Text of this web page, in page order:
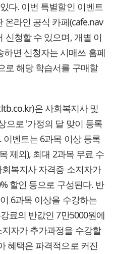
다. 이번 특별할인 이벤트
온라인 공식 카페(cafe.nav
신청할 수 있으며, 개별 이
면 신청자는 시매쓰 홈페
로 해당 학습서를 구매할
)은 사회복지사 및
으로 '가정의 달 맞이 등록
벤트는 6과목 이상 등록
제외), 최대 2과목 무료 수
복지사 자격증 소지자가
할인 등으로 구성된다. 반
6과목 이상을 수강하는
료의 반값인 7만5000원에
자가 추가과정을 수강할
혜택은 파격적으로 커진